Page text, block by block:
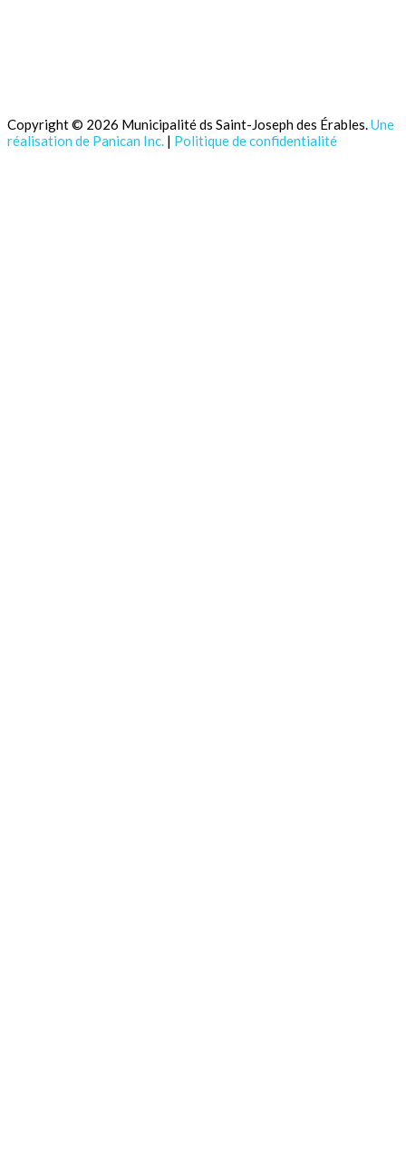
Copyright © 2026 Municipalité ds Saint-Joseph des Érables.Une
réalisation de Panican Inc. | Politique de confidentialité